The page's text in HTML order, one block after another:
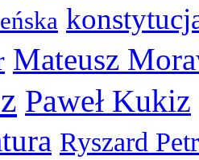
Mateusz
Paweł Kukiz
Ryszard